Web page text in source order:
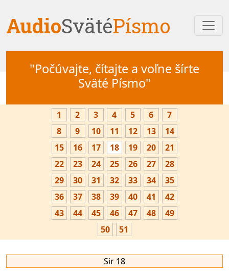
AudioSvätéPísmo
"Počúvajte, čítajte a voľne šírte
Sväté Písmo"
1 2 3 4 5 6
7
8
9 10 11 12 13
14
15
16 17 18 19 20
21
22
23 24 25 26 27
28
29
30 31 32 33 34
35
36
37 38 39 40 41
42
43
44 45 46 47 48
49
50
51
Sir 18